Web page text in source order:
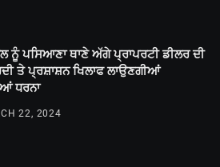
ਨੂੰ ਪਸਿਆਣਾ ਥਾਣੇ ਅੱਗੇ ਪ੍ਰਾਪਰਟੀ ਡੀਲਰ ਦੀ
ਤੇ ਪ੍ਰਸ਼ਾਸ਼ਨ ਖਿਲਾਫ ਲਾਉਣਗੀਆਂ
ਧਰਨਾ
22, 2024